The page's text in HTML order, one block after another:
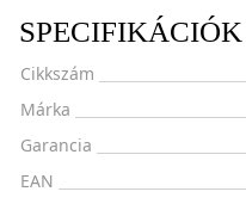
SPECIFIKÁCIÓK
Cikkszám
Márka
Garancia
EAN